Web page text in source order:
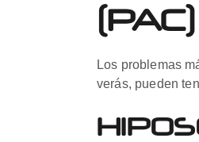
Los problemas
verás, pueden